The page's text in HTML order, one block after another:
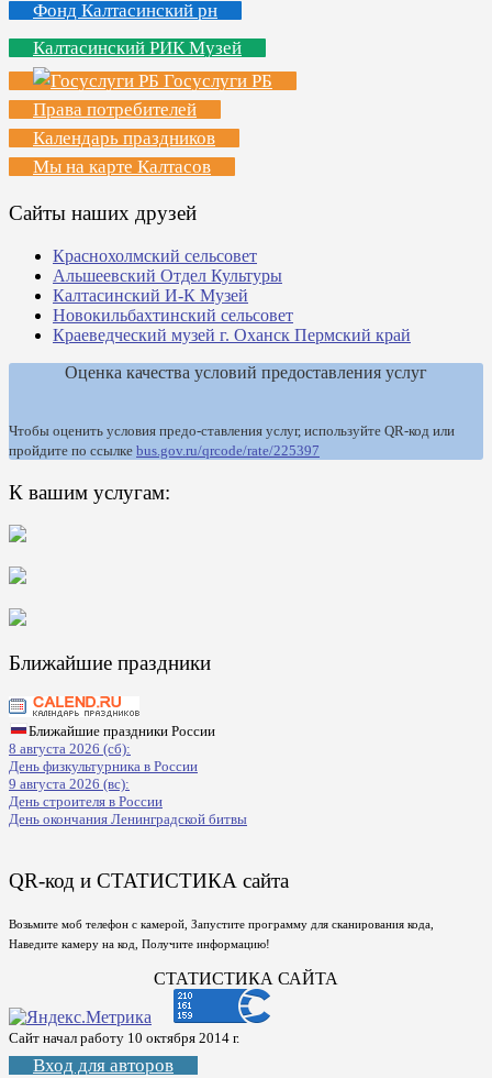
Фонд Калтасинский рн
Калтасинский РИК Музей
Госуслуги РБ
Права потребителей
Календарь праздников
Мы на карте Калтасов
Сайты наших друзей
Краснохолмский сельсовет
Альшеевский Отдел Культуры
Калтасинский И-К Музей
Новокильбахтинский сельсовет
Краеведческий музей г. Оханск Пермский край
Оценка качества условий предоставления услуг
Чтобы оценить условия предо-ставления услуг, используйте QR-код или
пройдите по ссылке bus.gov.ru/qrcode/rate/225397
К вашим услугам:
Ближайшие праздники
Ближайшие праздники России
8 августа 2026 (сб):
День физкультурника в России
9 августа 2026 (вс):
День строителя в России
День окончания Ленинградской битвы
QR-код и СТАТИСТИКА сайта
Возьмите моб телефон с камерой, Запустите программу для сканирования кода,
Наведите камеру на код, Получите информацию!
СТАТИСТИКА САЙТА
Сайт начал работу 10 октября 2014 г.
Вход для авторов